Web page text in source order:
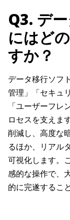
Q3. デ
にはど
すか？
データ移行ソフ
管理」「セキュ
「ユーザーフ
ロセスを支えま
削減し、高度な
るほか、リアル
可視化します。
感的な操作で、
的に完遂するこ